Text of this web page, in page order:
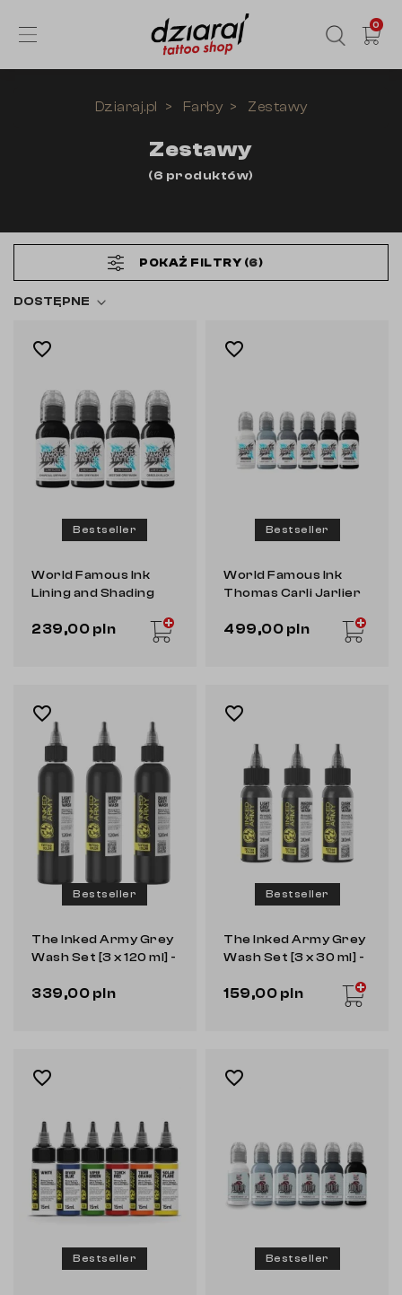
0
Dziaraj.pl Farby Zestawy
Zestawy
(6 produktów)
POKAŻ FILTRY (6)
DOSTĘPNE
Bestseller
favorite_border
World Famous Ink
Lining and Shading
239,00 pln
Bestseller
favorite_border
World Famous Ink
Thomas Carli Jarlier
[Limitless]
499,00 pln
Bestseller
favorite_border
The Inked Army Grey
Wash Set [3 x 120 ml] -
tatuowania
339,00 pln
Bestseller
favorite_border
The Inked Army Grey
Wash Set [3 x 30 ml] -
tatuowania
159,00 pln
Bestseller
favorite_border
Bestseller
favorite_border